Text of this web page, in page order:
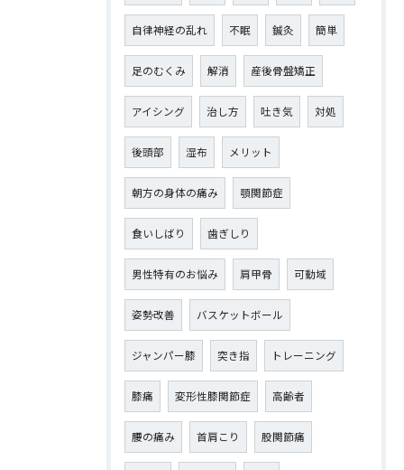
自律神経の乱れ 不眠 鍼灸 簡単
足のむくみ 解消 産後骨盤矯正
アイシング 治し方 吐き気 対処
後頭部 湿布 メリット
朝方の身体の痛み 顎関節症
食いしばり 歯ぎしり
男性特有のお悩み 肩甲骨 可動域
姿勢改善 バスケットボール
ジャンパー膝 突き指 トレーニング
膝痛 変形性膝関節症 高齢者
腰の痛み 首肩こり 股関節痛